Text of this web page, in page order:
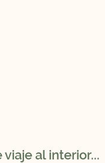
al interior...